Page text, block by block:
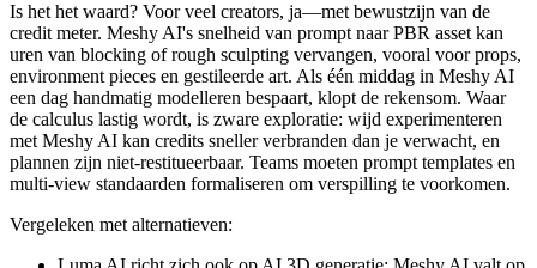
Is het het waard? Voor veel creators, ja—met bewustzijn van de
credit meter. Meshy AI's snelheid van prompt naar PBR asset kan
uren van blocking of rough sculpting vervangen, vooral voor props,
environment pieces en gestileerde art. Als één middag in Meshy AI
een dag handmatig modelleren bespaart, klopt de rekensom. Waar
de calculus lastig wordt, is zware exploratie: wijd experimenteren
met Meshy AI kan credits sneller verbranden dan je verwacht, en
plannen zijn niet-restitueerbaar. Teams moeten prompt templates en
multi-view standaarden formaliseren om verspilling te voorkomen.
Vergeleken met alternatieven: